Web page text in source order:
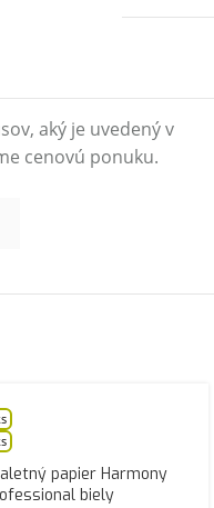
aký je uvedený v
cenovú ponuku.
papier Harmony
biely